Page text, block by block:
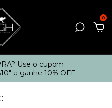
0
Use o cupom
e ganhe 10% OFF